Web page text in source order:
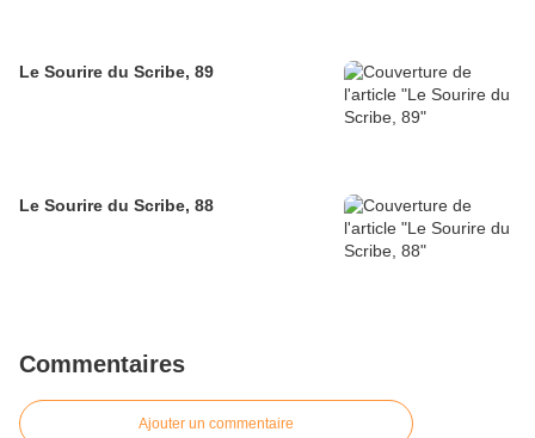
Le Sourire du Scribe, 89
Le Sourire du Scribe, 88
Commentaires
Ajouter un commentaire